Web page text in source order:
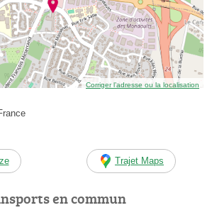
Corriger l’adresse ou la localisation
Trajet Maps
en commun